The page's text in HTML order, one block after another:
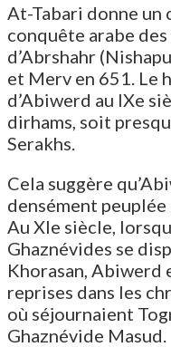
At-Tabari donne un
conquête arabe
d’Abrshahr
et Merv en 651. Le
d’Abiwerd au IXe
dirhams, soit
Serakhs.
Cela suggère
densément peuplée
Au XIe siècle,
Ghaznévides se
Khorasan, Abiwerd
reprises dans les
où séjournaient
Ghaznévide Masud.